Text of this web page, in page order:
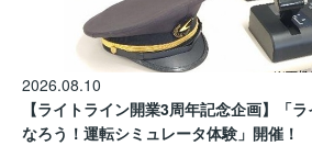
2026.08.10
【ライトライン開業3周年記念企画】「
なろう！運転シミュレータ体験」開催！